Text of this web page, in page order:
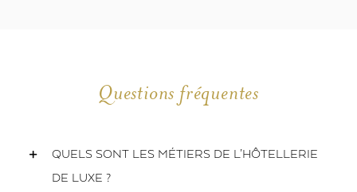
Questions fréquentes
QUELS SONT LES MÉTIERS DE L’HÔTELLERIE
DE LUXE ?